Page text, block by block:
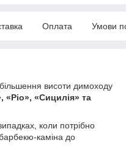
Оплата Умови
висоти димоходу
«Ріо», «Сицилія» та
коли потрібно
каміна до